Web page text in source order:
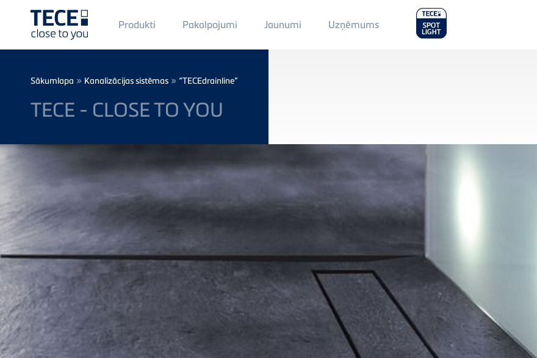
Main
Menü
1
Produkti Pakalpojumi Jaunumi Main
Menu
Uzņēmums
Breadcrumb
Sākumlapa » Kanalizācijas sistēmas » “TECEdrainline”
TECE - CLOSE TO YOU